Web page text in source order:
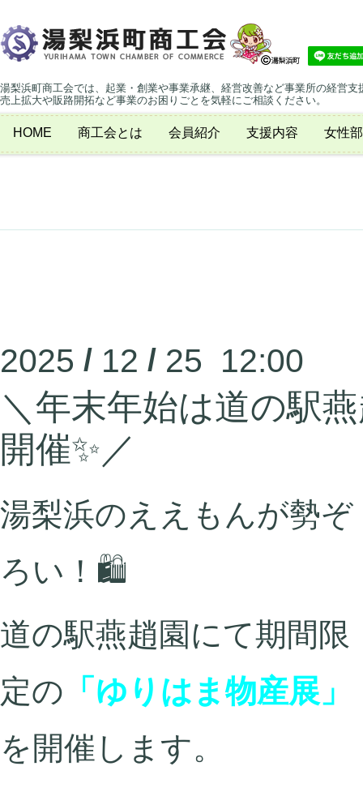
湯梨浜町商工会では、起業・創業や事業承継、経営改善など事業所の経営支
売上拡大や販路開拓など事業のお困りごとを気軽にご相談ください。
HOME 商工会とは 会員紹介 支援内容 女性部
2025 / 12 / 25 12:00
＼年末年始は道の駅
開催✨／
湯梨浜のええもんが勢ぞ
ろい！🛍️
道の駅燕趙園にて期間限
定の 「ゆりはま物産展」
を開催します。